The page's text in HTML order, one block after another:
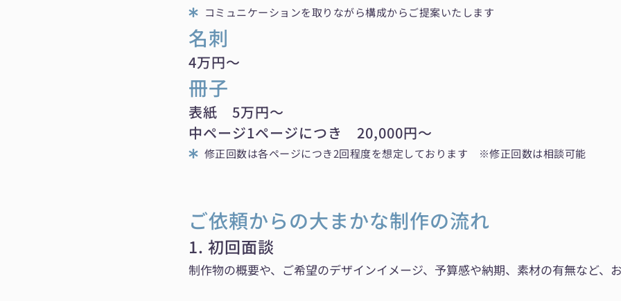
コミュニケーションを取りながら構成からご提案いたします
名刺
4万円〜
冊子
表紙 5万円〜
中ページ1ページにつき 20,000円〜
修正回数は各ページにつき2回程度を想定しております ※修正回数は相談可能
ご依頼からの大まかな制作の流れ
1. 初回面談
制作物の概要や、ご希望のデザインイメージ、予算感や納期、素材の有無など、